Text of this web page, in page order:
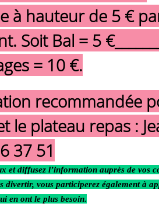
à hauteur de 5 €
Soit Bal = 5
= 10 €.
recommandée
le plateau repas :
37 51
et diffusez l’information auprès de vos
divertir, vous participerez également à
en ont le plus besoin.